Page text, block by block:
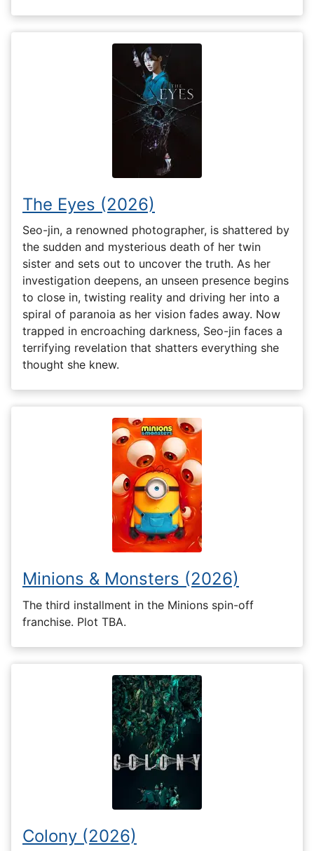
The Eyes (2026)
Seo-jin, a renowned photographer, is shattered by
the sudden and mysterious death of her twin
sister and sets out to uncover the truth. As her
investigation deepens, an unseen presence begins
to close in, twisting reality and driving her into a
spiral of paranoia as her vision fades away. Now
trapped in encroaching darkness, Seo-jin faces a
terrifying revelation that shatters everything she
thought she knew.
Minions & Monsters (2026)
The third installment in the Minions spin-off
franchise. Plot TBA.
Colony (2026)